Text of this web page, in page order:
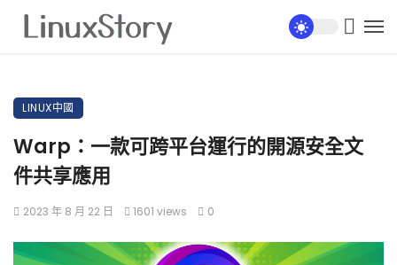
LINUX中國
Warp：一款可跨平台運行的開源安全文
件共享應用
2023 年 8 月 22 日 1601 views 0